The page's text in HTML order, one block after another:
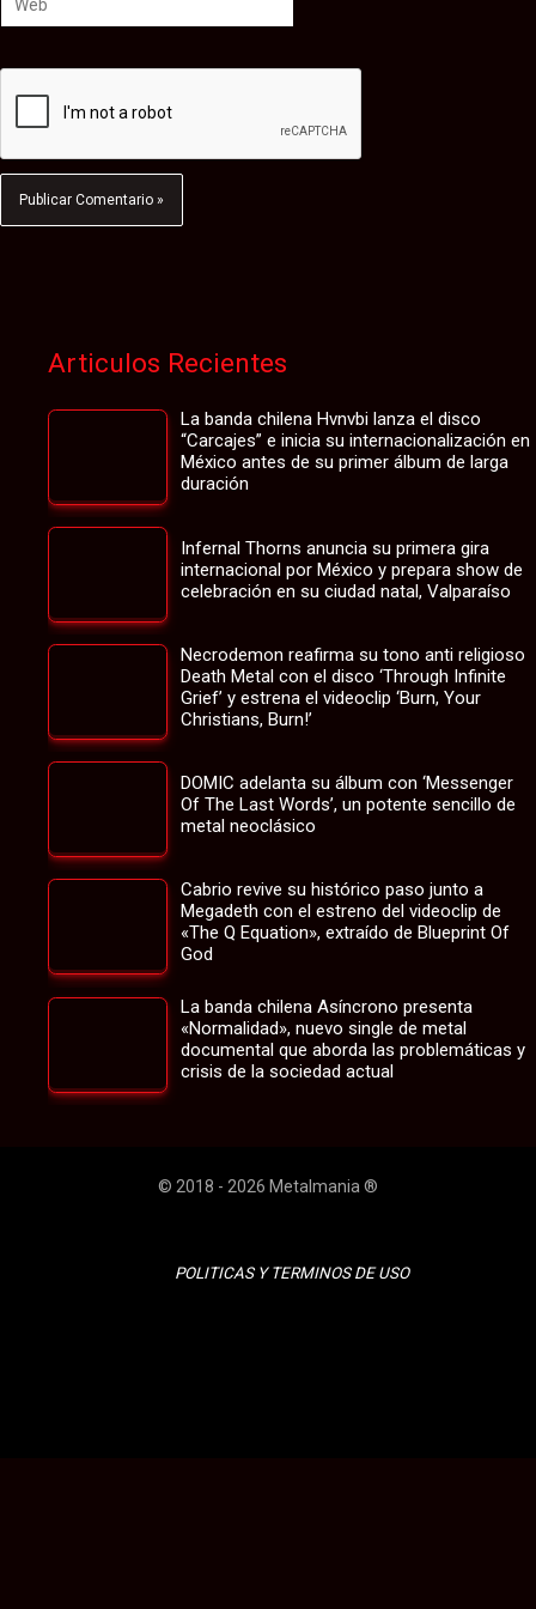
Articulos Recientes
La banda chilena Hvnvbi lanza el disco
“Carcajes” e inicia su internacionalización en
México antes de su primer álbum de larga
duración
Infernal Thorns anuncia su primera gira
internacional por México y prepara show de
celebración en su ciudad natal, Valparaíso
Necrodemon reafirma su tono anti religioso
Death Metal con el disco ‘Through Infinite
Grief’ y estrena el videoclip ‘Burn, Your
Christians, Burn!’
DOMIC adelanta su álbum con ‘Messenger
Of The Last Words’, un potente sencillo de
metal neoclásico
Cabrio revive su histórico paso junto a
Megadeth con el estreno del videoclip de
«The Q Equation», extraído de Blueprint Of
God
La banda chilena Asíncrono presenta
«Normalidad», nuevo single de metal
documental que aborda las problemáticas y
crisis de la sociedad actual
© 2018 - 2026 Metalmania ®
POLITICAS Y TERMINOS DE USO